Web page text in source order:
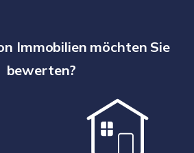
Immobilien möchten Sie
bewerten?